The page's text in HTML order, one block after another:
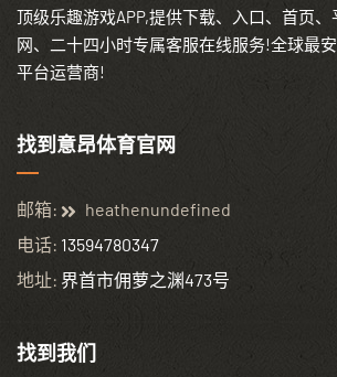
顶级乐趣游戏APP,提供下载、入口、首页
网、二十四小时专属客服在线服务!全球最
平台运营商!
找到意昂体育官网
邮箱:
heathenundefined
电话: 13594780347
地址: 界首市佣萝之渊473号
找到我们